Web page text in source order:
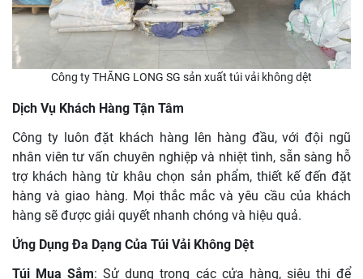
Công ty THĂNG LONG SG sản xuất túi vải không dệt
Dịch Vụ Khách Hàng Tận Tâm
Công ty luôn đặt khách hàng lên hàng đầu, với đội ngũ
nhân viên tư vấn chuyên nghiệp và nhiệt tình, sẵn sàng hỗ
trợ khách hàng từ khâu chọn sản phẩm, thiết kế đến đặt
hàng và giao hàng. Mọi thắc mắc và yêu cầu của khách
hàng sẽ được giải quyết nhanh chóng và hiệu quả.
Ứng Dụng Đa Dạng Của Túi Vải Không Dệt
Túi Mua Sắm: Sử dụng trong các cửa hàng, siêu thị để